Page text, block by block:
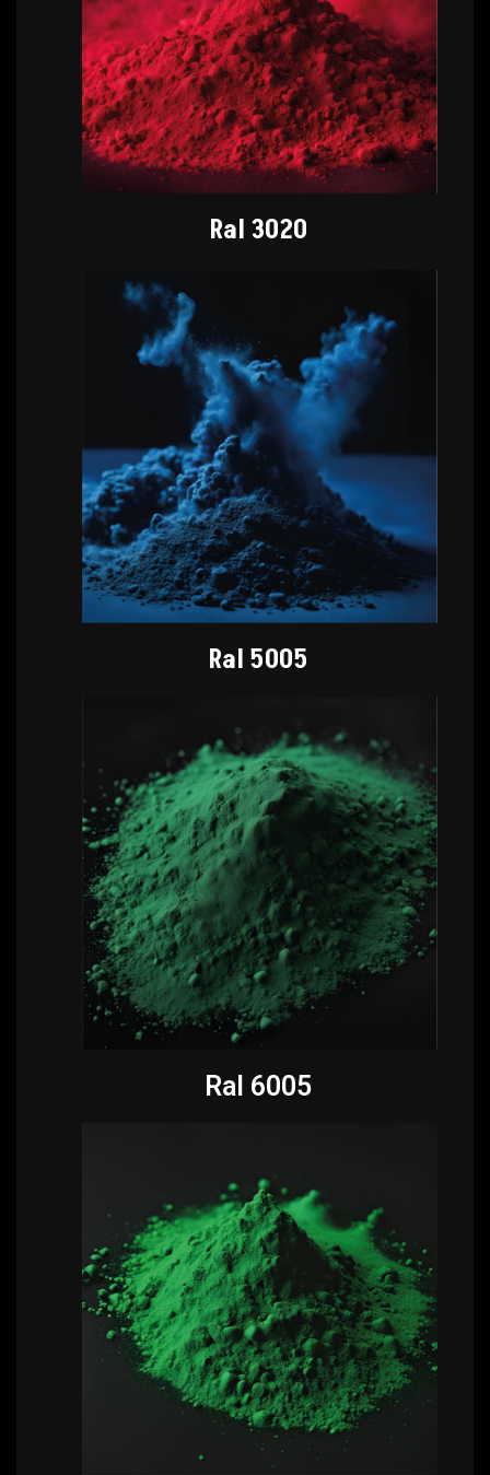
Ral 3020
Ral 5005
Ral 6005